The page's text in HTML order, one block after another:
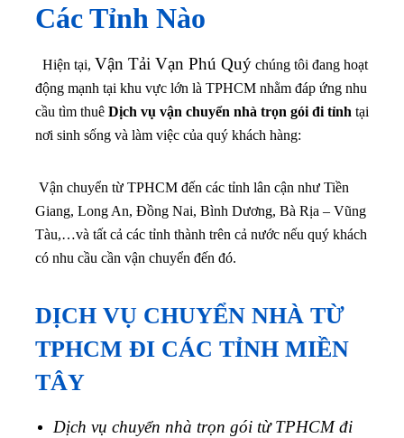
Các Tỉnh Nào
Hiện tại, Vận Tải Vạn Phú Quý chúng tôi đang hoạt
động mạnh tại khu vực lớn là TPHCM nhằm đáp ứng nhu
cầu tìm thuê Dịch vụ vận chuyển nhà trọn gói đi tỉnh tại
nơi sinh sống và làm việc của quý khách hàng:
Vận chuyển từ TPHCM đến các tỉnh lân cận như Tiền
Giang, Long An, Đồng Nai, Bình Dương, Bà Rịa – Vũng
Tàu,…và tất cả các tỉnh thành trên cả nước nếu quý khách
có nhu cầu cần vận chuyển đến đó.
DỊCH VỤ CHUYỂN NHÀ TỪ
TPHCM ĐI CÁC TỈNH MIỀN
TÂY
Dịch vụ chuyển nhà trọn gói từ TPHCM đi